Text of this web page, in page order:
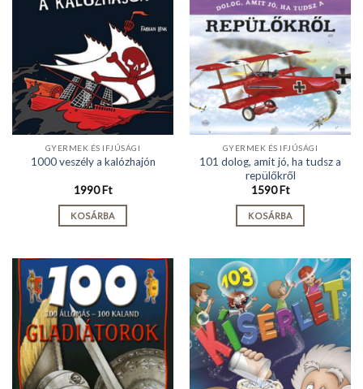
GYERMEK ÉS IFJÚSÁGI
1000 veszély a kalózhajón
1990Ft
KOSÁRBA
GYERMEK ÉS IFJÚSÁGI
101 dolog, amit jó, ha tudsz a
repülőkről
1590Ft
KOSÁRBA